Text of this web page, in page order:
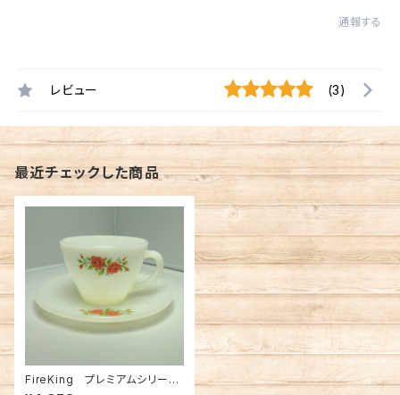
通報する
レビュー (3)
最近チェックした商品
FireKing プレミアムシリー